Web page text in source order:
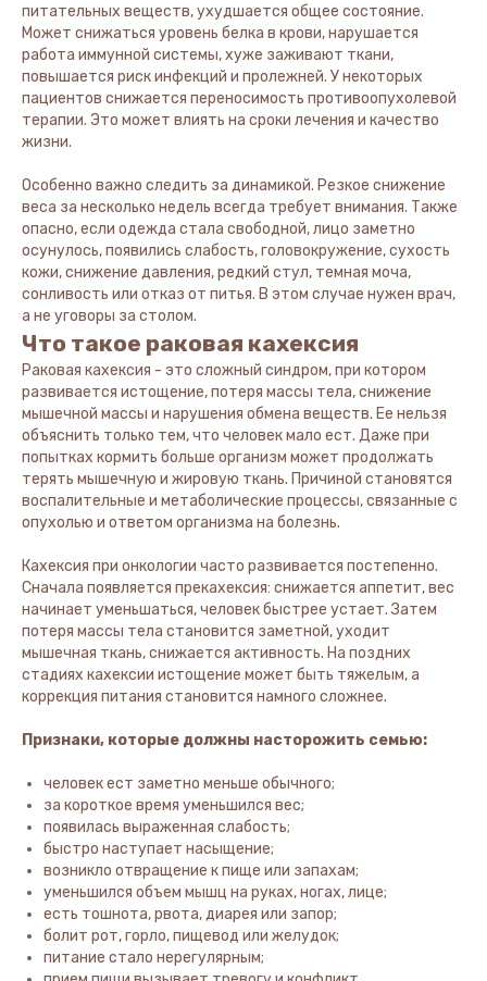
питательных веществ, ухудшается общее состояние.
Может снижаться уровень белка в крови, нарушается
работа иммунной системы, хуже заживают ткани,
повышается риск инфекций и пролежней. У некоторых
пациентов снижается переносимость противоопухолевой
терапии. Это может влиять на сроки лечения и качество
жизни.
Особенно важно следить за динамикой. Резкое снижение
веса за несколько недель всегда требует внимания. Также
опасно, если одежда стала свободной, лицо заметно
осунулось, появились слабость, головокружение, сухость
кожи, снижение давления, редкий стул, темная моча,
сонливость или отказ от питья. В этом случае нужен врач,
а не уговоры за столом.
Что такое раковая кахексия
Раковая кахексия - это сложный синдром, при котором
развивается истощение, потеря массы тела, снижение
мышечной массы и нарушения обмена веществ. Ее нельзя
объяснить только тем, что человек мало ест. Даже при
попытках кормить больше организм может продолжать
терять мышечную и жировую ткань. Причиной становятся
воспалительные и метаболические процессы, связанные с
опухолью и ответом организма на болезнь.
Кахексия при онкологии часто развивается постепенно.
Сначала появляется прекахексия: снижается аппетит, вес
начинает уменьшаться, человек быстрее устает. Затем
потеря массы тела становится заметной, уходит
мышечная ткань, снижается активность. На поздних
стадиях кахексии истощение может быть тяжелым, а
коррекция питания становится намного сложнее.
Признаки, которые должны насторожить семью:
человек ест заметно меньше обычного;
за короткое время уменьшился вес;
появилась выраженная слабость;
быстро наступает насыщение;
возникло отвращение к пище или запахам;
уменьшился объем мышц на руках, ногах, лице;
есть тошнота, рвота, диарея или запор;
болит рот, горло, пищевод или желудок;
питание стало нерегулярным;